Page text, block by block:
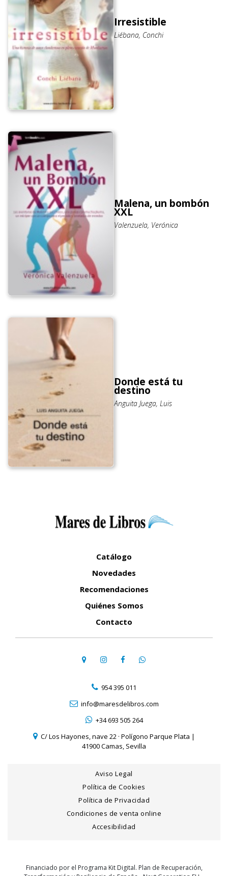
Irresistible
Liébana, Conchi
Malena, un bombón
XXL
Valenzuela, Verónica
Donde está tu
destino
Anguita Juega, Luis
Catálogo
Novedades
Recomendaciones
Quiénes Somos
Contacto
954 395 011
info@maresdelibros.com
+34 693 505 264
C/ Los Hayones, nave 22 · Polígono Parque Plata |
41900 Camas, Sevilla
Aviso Legal
Política de Cookies
Política de Privacidad
Condiciones de venta online
Accesibilidad
Financiado por el Programa Kit Digital. Plan de Recuperación,